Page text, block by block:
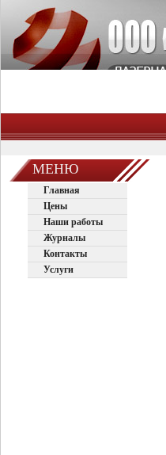
МЕНЮ
Главная
Цены
Наши работы
Журналы
Контакты
Услуги